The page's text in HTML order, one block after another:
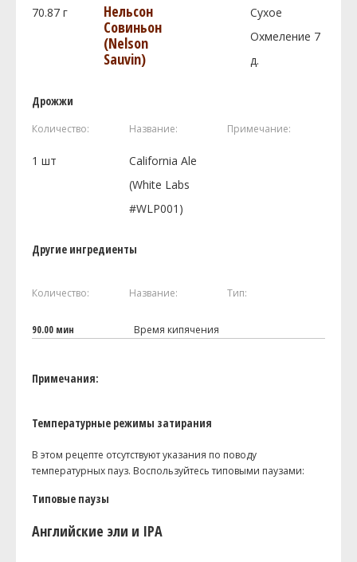
70.87 г
Нельсон
Совиньон
(Nelson
Sauvin)
Сухое
Охмеление 7
д.
Дрожжи
Количество: Название: Примечание:
1 шт
California Ale
(White Labs
#WLP001)
Другие ингредиенты
Количество: Название: Тип:
90.00 мин Время кипячения
Примечания:
Температурные режимы затирания
В этом рецепте отсутствуют указания по поводу
температурных пауз. Воспользуйтесь типовыми паузами:
Типовые паузы
Английские эли и IPA